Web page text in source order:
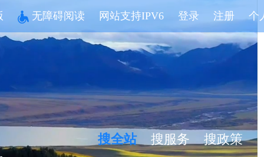
无障碍阅读 网站支持IPV6 登录 注册 个
搜全站 搜服务 搜政策